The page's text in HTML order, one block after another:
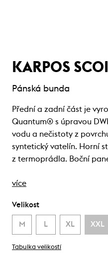
KARPOS
Pánská bunda
Přední a zadní část je
Quantum® s úpravou
vodu a nečistoty z
syntetický vatelín. Horní
z termoprádla. Boční
více
Velikost
M L XL XXL
Tabulka velikostí